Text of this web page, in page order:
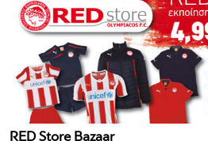
RED Store Βazaar